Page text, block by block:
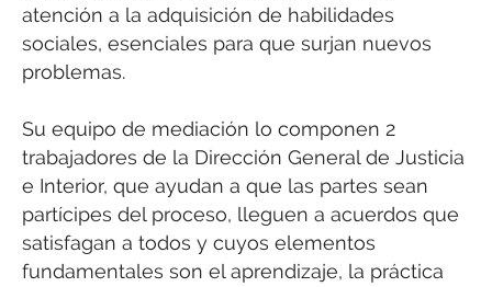
atención a la adquisición de habilidades
sociales, esenciales para que surjan nuevos
problemas.
Su equipo de mediación lo componen 2
trabajadores de la Dirección General de Justicia
e Interior, que ayudan a que las partes sean
partícipes del proceso, lleguen a acuerdos que
satisfagan a todos y cuyos elementos
fundamentales son el aprendizaje, la práctica